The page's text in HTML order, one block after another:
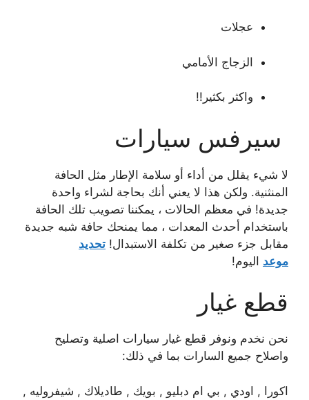
عجلات
الزجاج الأمامي
واكثر بكثير!!
سيرفس سيارات
لا شيء يقلل من أداء أو سلامة الإطار مثل الحافة
المنثنية. ولكن هذا لا يعني أنك بحاجة لشراء واحدة
جديدة! في معظم الحالات ، يمكننا تصويب تلك الحافة
باستخدام أحدث المعدات ، مما يمنحك حافة شبه جديدة
مقابل جزء صغير من تكلفة الاستبدال! تحديد
موعد اليوم!
قطع غيار
نحن نخدم ونوفر قطع غيار سيارات اصلية وتصليح
واصلاح جميع السارات بما في ذلك:
اكورا , اودي , بي ام دبليو , بويك , طاديلاك , شيفروليه ,